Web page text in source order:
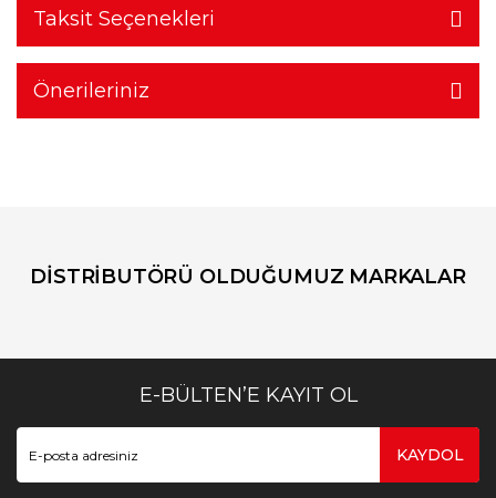
Taksit Seçenekleri
Önerileriniz
DİSTRİBUTÖRÜ OLDUĞUMUZ MARKALAR
E-BÜLTEN’E KAYIT OL
KAYDOL